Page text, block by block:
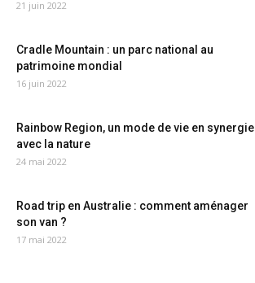
21 juin 2022
Cradle Mountain : un parc national au
patrimoine mondial
16 juin 2022
Rainbow Region, un mode de vie en synergie
avec la nature
24 mai 2022
Road trip en Australie : comment aménager
son van ?
17 mai 2022